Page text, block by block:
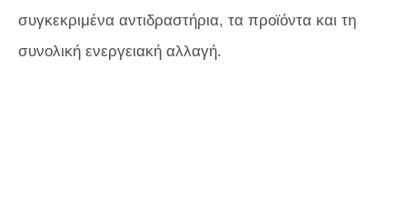
συγκεκριμένα αντιδραστήρια, τα προϊόντα και τη
συνολική ενεργειακή αλλαγή.